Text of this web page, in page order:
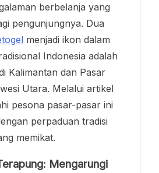
berbelanja yang
pengunjungnya. Dua
menjadi ikon dalam
Indonesia adalah
Kalimantan dan Pasar
Utara. Melalui artikel
pesona pasar-pasar ini
perpaduan tradisi
memikat.
Mengarungi